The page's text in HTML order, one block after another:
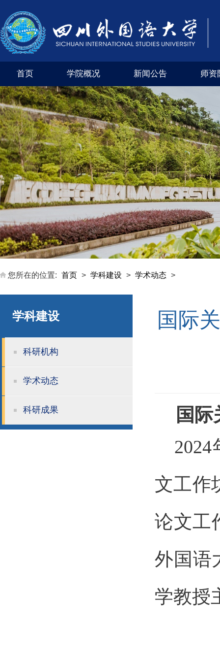
首页 学院概况 新闻公告 师资
学院风采 外交外事市级实验教学示范中心（四
您所在的位置: 首页 > 学科建设 > 学术动态 >
学科建设
科研机构
学术动态
科研成果
国际
国际
2024
文工作
论文工
外国语
学教授